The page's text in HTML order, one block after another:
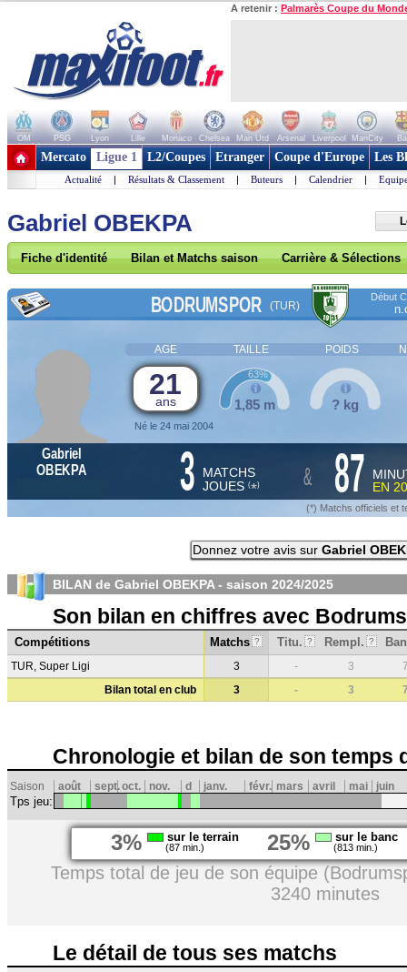
A retenir : Palmarès Coupe du
OM PSG Lyon Lille Monaco Chelsea Man Utd Arsenal Liverpool ManCity
+ de clubs
Mercato Ligue 1 L2/Coupes Etranger Coupe d'Europe Les
Actualité | Résultats & Classement | Buteurs | Calendrier |
Gabriel OBEKPA
Fiche d'identité Bilan et Matchs saison Carrière & Sélections
BODRUMSPOR (TUR)
Début
AGE TAILLE POIDS
21
ans
Né le 24 mai 2004
1,85 m
63%
? kg
Gabriel
OBEKPA
3 MATCHS
JOUES (*) & 87
EN
(*) Matchs officiels et
Donnez votre avis sur Gabriel
BILAN de Gabriel OBEKPA - saison 2024/2025
Son bilan en chiffres avec
Compétitions Matchs ? Titu. ? Rempl. ?
TUR, Super Ligi 3 - 3
Bilan total en club
3 - 3
Chronologie et bilan de son temps
Saison août sept.oct. nov. d janv. févr. mars avril mai juin
Tps jeu:
3% sur le terrain
(87 min.) 25% sur le banc
(813 min.)
Temps total de jeu de son équipe
3240 minutes
Le détail de tous ses matchs